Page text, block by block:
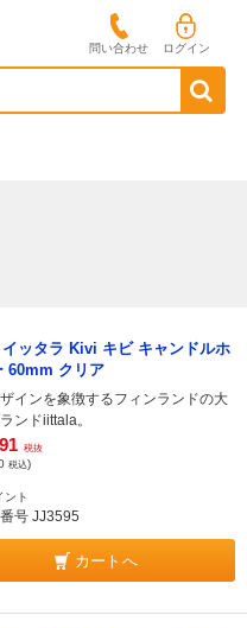
問い合わせ ログイン
ッタラ Kivi キビ キャンドルホ
60mm クリア
インを象徴するフィンランドの大
ンドiittala。
税抜
税込)
ント
号 JJ3595
カートへ